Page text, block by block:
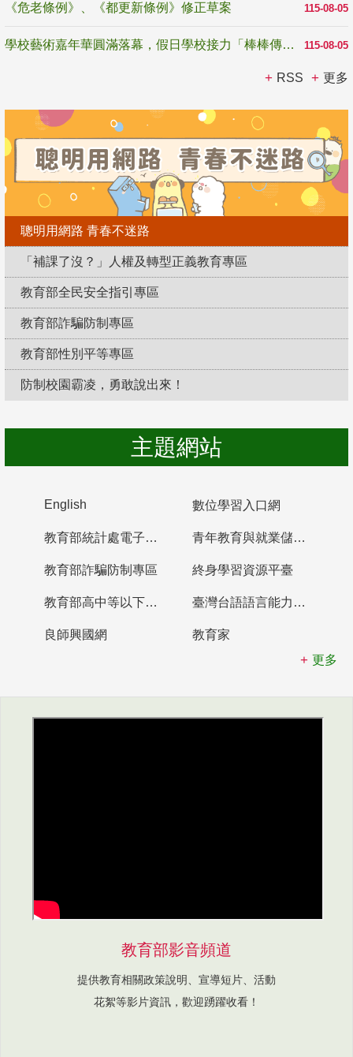
115-08-05
《危老條例》、《都更新條例》修正草案
115-08-05
學校藝術嘉年華圓滿落幕，假日學校接力「棒棒傳美感」
RSS 更多
聰明用網路 青春不迷路
「補課了沒？」人權及轉型正義教育專區
教育部全民安全指引專區
教育部詐騙防制專區
教育部性別平等專區
防制校園霸凌，勇敢說出來！
主題網站
English 數位學習入口網
教育部統計處電子書櫃 青年教育與就業儲蓄帳戶
教育部詐騙防制專區 終身學習資源平臺
教育部高中等以下學校及幼兒園教師資格檢定考試 臺灣台語語言能力認證網站
良師興國網
教育家
更多
教育部影音頻道
提供教育相關政策說明、宣導短片、活動
花絮等影片資訊，歡迎踴躍收看！